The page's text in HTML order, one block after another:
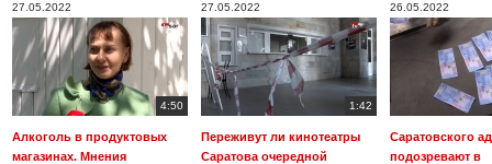
27.05.2022
4:50
Алкоголь в продуктовых
магазинах. Мнения
27.05.2022
1:42
Переживут ли кинотеатры
Саратова очередной
26.05.2022
Саратовского
подозревают в